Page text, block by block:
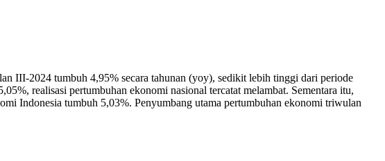
III-2024 tumbuh 4,95% secara tahunan (yoy), sedikit lebih tinggi dari periode
realisasi pertumbuhan ekonomi nasional tercatat melambat. Sementara itu,
Indonesia tumbuh 5,03%. Penyumbang utama pertumbuhan ekonomi triwulan